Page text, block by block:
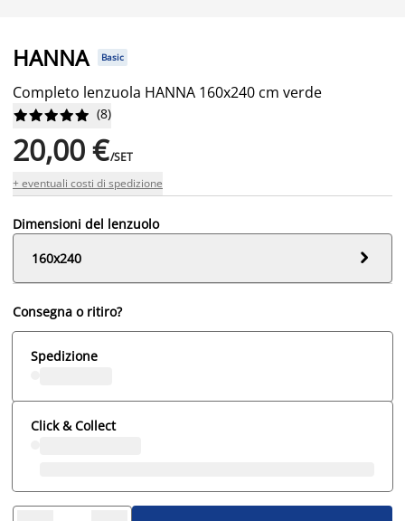
HANNA Basic
Completo lenzuola HANNA 160x240 cm verde





 (8)
20,00 €/SET
+ eventuali costi di spedizione
Dimensioni del lenzuolo
160x240

Consegna o ritiro?
Spedizione
Click & Collect